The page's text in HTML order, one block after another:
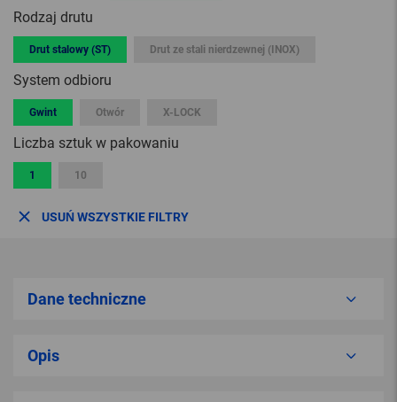
Rodzaj drutu
Drut stalowy (ST) Drut ze stali nierdzewnej (INOX)
System odbioru
Gwint Otwór X-LOCK
Liczba sztuk w pakowaniu
1 10
USUŃ WSZYSTKIE FILTRY
Dane techniczne
Opis